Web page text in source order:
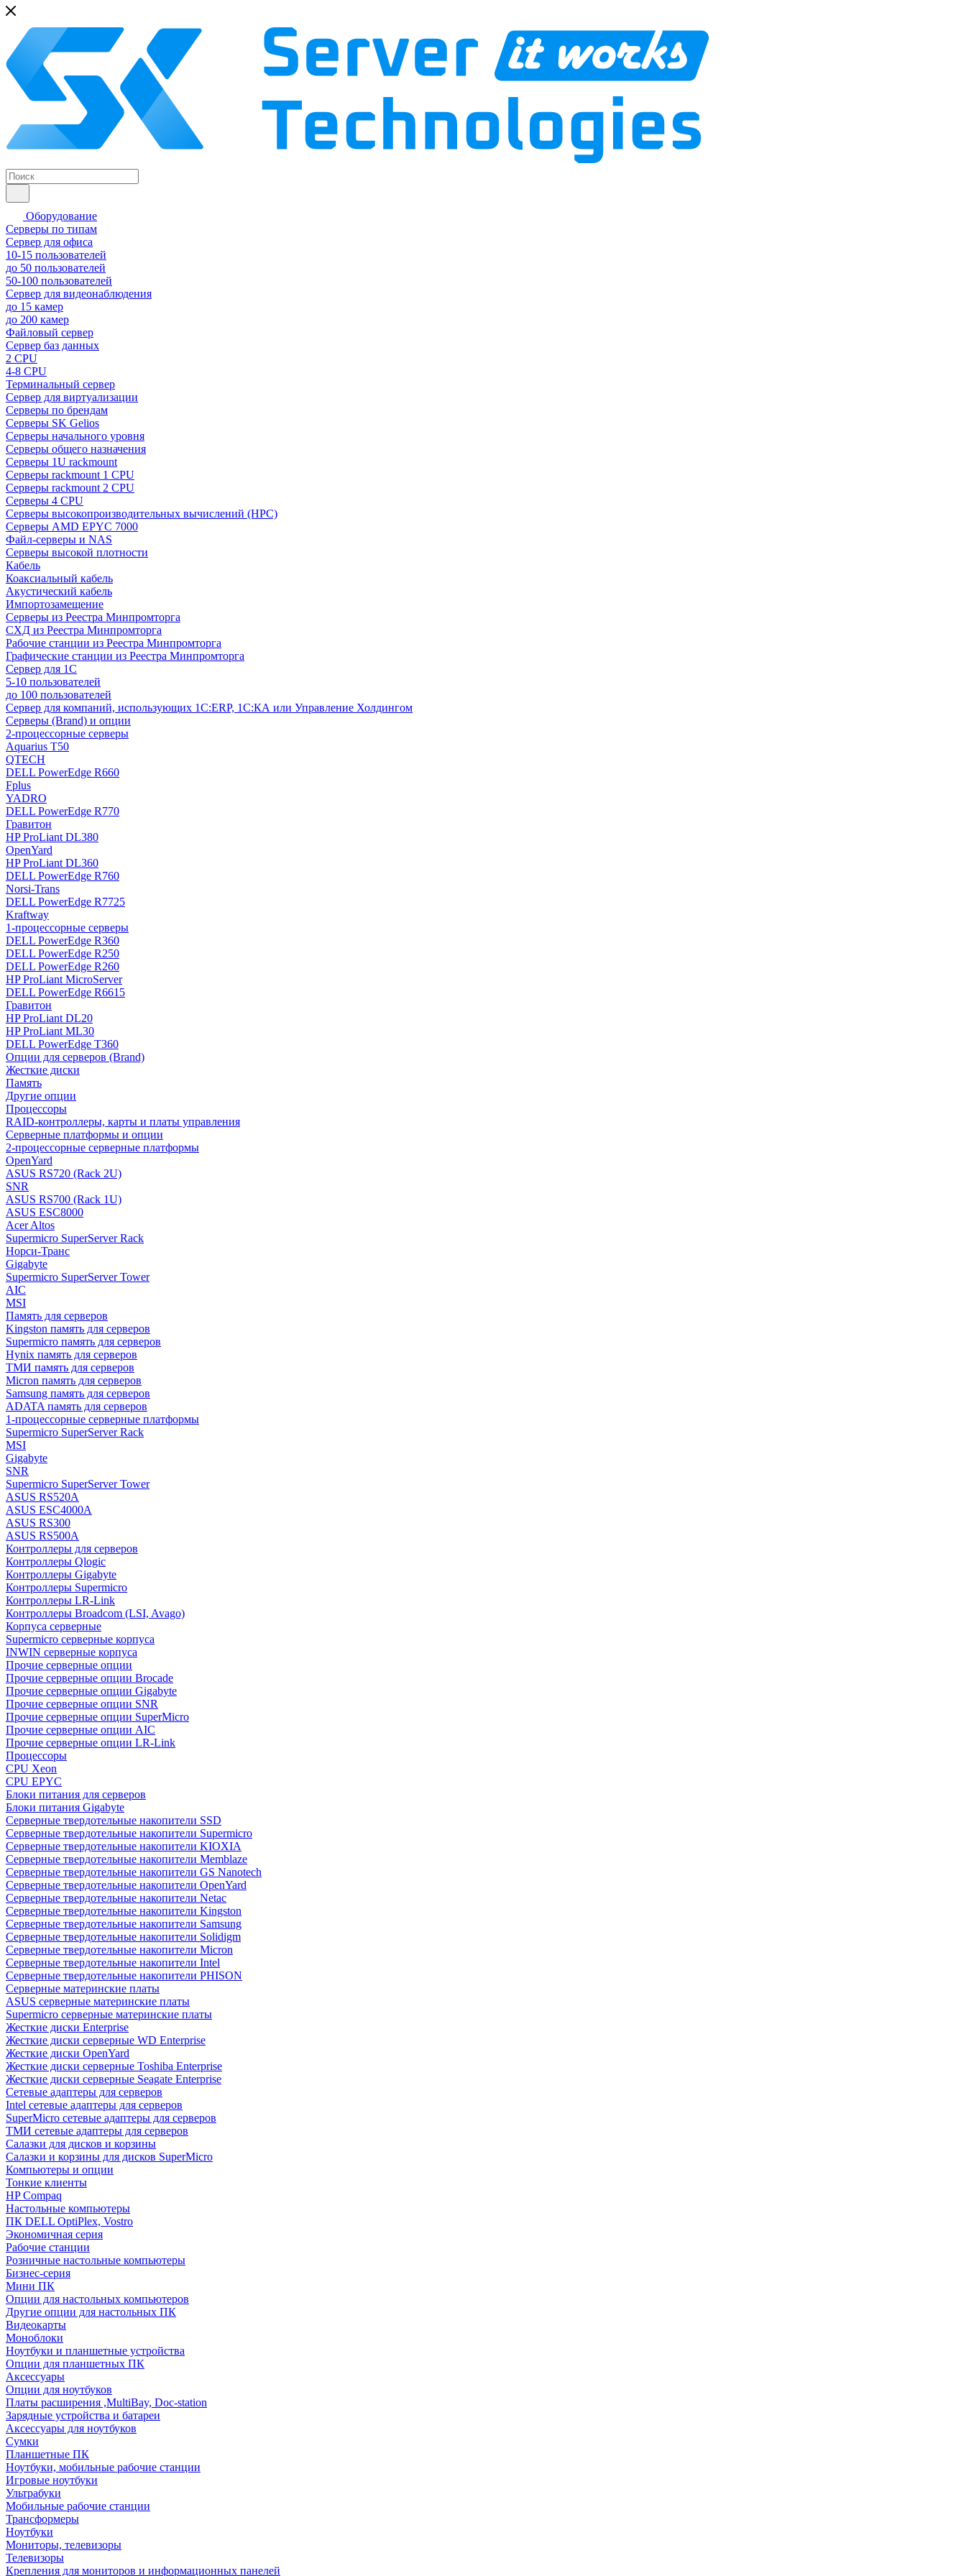
Оборудование
Серверы по типам
Сервер для офиса
10-15 пользователей
до 50 пользователей
50-100 пользователей
Сервер для видеонаблюдения
до 15 камер
до 200 камер
Файловый сервер
Сервер баз данных
2 CPU
4-8 CPU
Терминальный сервер
Сервер для виртуализации
Серверы по брендам
Серверы SK Gelios
Серверы начального уровня
Серверы общего назначения
Серверы 1U rackmount
Серверы rackmount 1 CPU
Серверы rackmount 2 CPU
Серверы 4 CPU
Серверы высокопроизводительных вычислений (HPC)
Серверы AMD EPYC 7000
Файл-серверы и NAS
Серверы высокой плотности
Кабель
Коаксиальный кабель
Акустический кабель
Импортозамещение
Серверы из Реестра Минпромторга
СХД из Реестра Минпромторга
Рабочие станции из Реестра Минпромторга
Графические станции из Реестра Минпромторга
Сервер для 1С
5-10 пользователей
до 100 пользователей
Сервер для компаний, использующих 1C:ERP, 1С:КА или Управление Холдингом
Серверы (Brand) и опции
2-процессорные серверы
Aquarius T50
QTECH
DELL PowerEdge R660
Fplus
YADRO
DELL PowerEdge R770
Гравитон
HP ProLiant DL380
OpenYard
HP ProLiant DL360
DELL PowerEdge R760
Norsi-Trans
DELL PowerEdge R7725
Kraftway
1-процессорные серверы
DELL PowerEdge R360
DELL PowerEdge R250
DELL PowerEdge R260
HP ProLiant MicroServer
DELL PowerEdge R6615
Гравитон
HP ProLiant DL20
HP ProLiant ML30
DELL PowerEdge T360
Опции для серверов (Brand)
Жесткие диски
Память
Другие опции
Процессоры
RAID-контроллеры, карты и платы управления
Серверные платформы и опции
2-процессорные серверные платформы
OpenYard
ASUS RS720 (Rack 2U)
SNR
ASUS RS700 (Rack 1U)
ASUS ESC8000
Acer Altos
Supermicro SuperServer Rack
Норси-Транс
Gigabyte
Supermicro SuperServer Tower
AIC
MSI
Память для серверов
Kingston память для серверов
Supermicro память для серверов
Hynix память для серверов
ТМИ память для серверов
Micron память для серверов
Samsung память для серверов
ADATA память для серверов
1-процессорные серверные платформы
Supermicro SuperServer Rack
MSI
Gigabyte
SNR
Supermicro SuperServer Tower
ASUS RS520A
ASUS ESC4000A
ASUS RS300
ASUS RS500A
Контроллеры для серверов
Контроллеры Qlogic
Контроллеры Gigabyte
Контроллеры Supermicro
Контроллеры LR-Link
Контроллеры Broadcom (LSI, Avago)
Корпуса серверные
Supermicro серверные корпуса
INWIN серверные корпуса
Прочие серверные опции
Прочие серверные опции Brocade
Прочие серверные опции Gigabyte
Прочие серверные опции SNR
Прочие серверные опции SuperMicro
Прочие серверные опции AIC
Прочие серверные опции LR-Link
Процессоры
CPU Xeon
CPU EPYC
Блоки питания для серверов
Блоки питания Gigabyte
Серверные твердотельные накопители SSD
Cерверные твердотельные накопители Supermicro
Cерверные твердотельные накопители KIOXIA
Cерверные твердотельные накопители Memblaze
Cерверные твердотельные накопители GS Nanotech
Серверные твердотельные накопители OpenYard
Серверные твердотельные накопители Netac
Cерверные твердотельные накопители Kingston
Cерверные твердотельные накопители Samsung
Cерверные твердотельные накопители Solidigm
Cерверные твердотельные накопители Micron
Cерверные твердотельные накопители Intel
Cерверные твердотельные накопители PHISON
Серверные материнские платы
ASUS серверные материнские платы
Supermicro серверные материнские платы
Жесткие диски Enterprise
Жесткие диски серверные WD Enterprise
Жесткие диски OpenYard
Жесткие диски серверные Toshiba Enterprise
Жесткие диски серверные Seagate Enterprise
Сетевые адаптеры для серверов
Intel сетевые адаптеры для серверов
SuperMicro сетевые адаптеры для серверов
ТМИ сетевые адаптеры для серверов
Салазки для дисков и корзины
Салазки и корзины для дисков SuperMicro
Компьютеры и опции
Тонкие клиенты
HP Compaq
Настольные компьютеры
ПК DELL OptiPlex, Vostro
Экономичная серия
Рабочие станции
Розничные настольные компьютеры
Бизнес-серия
Мини ПК
Опции для настольных компьютеров
Другие опции для настольных ПК
Видеокарты
Моноблоки
Ноутбуки и планшетные устройства
Опции для планшетных ПК
Аксессуары
Опции для ноутбуков
Платы расширения ,MultiBay, Doc-station
Зарядные устройства и батареи
Аксессуары для ноутбуков
Сумки
Планшетные ПК
Ноутбуки, мобильные рабочие станции
Игровые ноутбуки
Ультрабуки
Мобильные рабочие станции
Трансформеры
Ноутбуки
Мониторы, телевизоры
Телевизоры
Крепления для мониторов и информационных панелей